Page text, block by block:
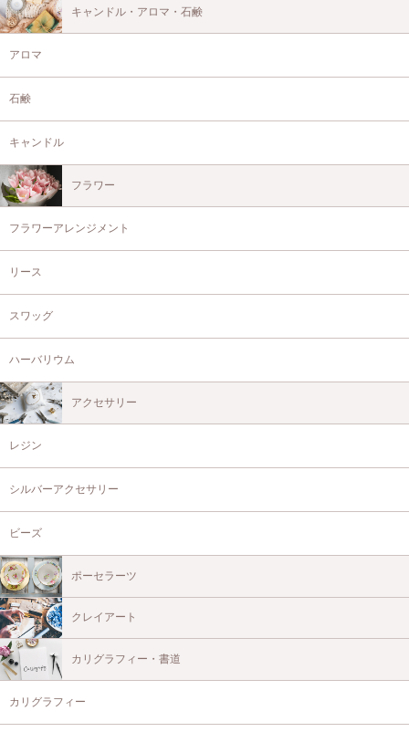
キャンドル・アロマ・石鹸
アロマ
石鹸
キャンドル
フラワー
フラワーアレンジメント
リース
スワッグ
ハーバリウム
アクセサリー
レジン
シルバーアクセサリー
ビーズ
ポーセラーツ
クレイアート
カリグラフィー・書道
カリグラフィー